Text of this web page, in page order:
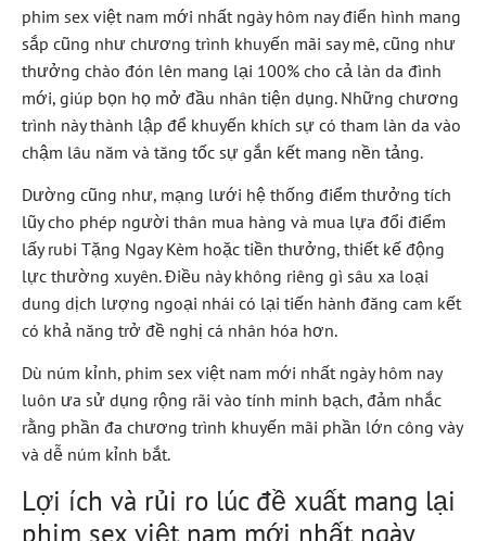
phim sex việt nam mới nhất ngày hôm nay điển hình mang
sắp cũng như chương trình khuyến mãi say mê, cũng như
thưởng chào đón lên mang lại 100% cho cả làn da đình
mới, giúp bọn họ mở đầu nhân tiện dụng. Những chương
trình này thành lập để khuyến khích sự có tham làn da vào
chậm lâu năm và tăng tốc sự gắn kết mang nền tảng.
Dường cũng như, mạng lưới hệ thống điểm thưởng tích
lũy cho phép người thân mua hàng và mua lựa đổi điểm
lấy rubi Tặng Ngay Kèm hoặc tiền thưởng, thiết kế động
lực thường xuyên. Điều này không riêng gì sâu xa loại
dung dịch lượng ngoại nhái có lại tiến hành đăng cam kết
có khả năng trở đề nghị cá nhân hóa hơn.
Dù núm kỉnh, phim sex việt nam mới nhất ngày hôm nay
luôn ưa sử dụng rộng rãi vào tính minh bạch, đảm nhắc
rằng phần đa chương trình khuyến mãi phần lớn công vày
và dễ núm kỉnh bắt.
Lợi ích và rủi ro lúc đề xuất mang lại
phim sex việt nam mới nhất ngày